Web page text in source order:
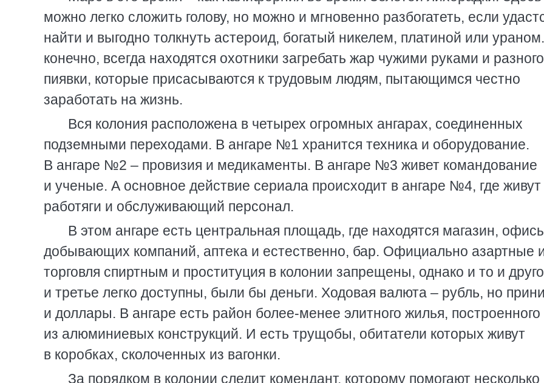
можно легко сложить голову, но можно и мгновенно разбогатеть, если
найти и выгодно толкнуть астероид, богатый никелем, платиной или
конечно, всегда находятся охотники загребать жар чужими руками и
пиявки, которые присасываются к трудовым людям, пытающимся честно
заработать на жизнь.
Вся колония расположена в четырех огромных ангарах, соединенных
подземными переходами. В ангаре №1 хранится техника и оборудование.
В ангаре №2 – провизия и медикаменты. В ангаре №3 живет командование
и ученые. А основное действие сериала происходит в ангаре №4, где живут
работяги и обслуживающий персонал.
В этом ангаре есть центральная площадь, где находятся магазин,
добывающих компаний, аптека и естественно, бар. Официально азартные
торговля спиртным и проституция в колонии запрещены, однако и то и
и третье легко доступны, были бы деньги. Ходовая валюта – рубль, но
и доллары. В ангаре есть район более-менее элитного жилья, построенного
из алюминиевых конструкций. И есть трущобы, обитатели которых живут
в коробках, сколоченных из вагонки.
За порядком в колонии следит комендант, которому помогают несколько